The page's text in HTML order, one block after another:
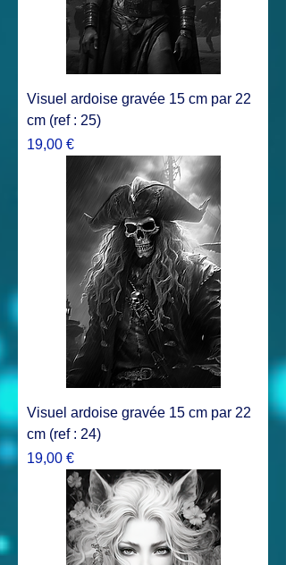
Visuel ardoise gravée 15 cm par 22
cm (ref : 25)
Prix
19,00 €
Visuel ardoise gravée 15 cm par 22
cm (ref : 24)
Prix
19,00 €